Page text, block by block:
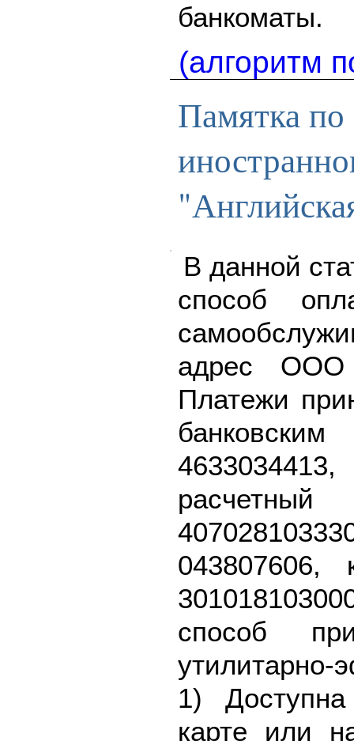
банкоматы.
(алгоритм
Памятка по
В данной
способ
адрес ООО
Платежи
043807606,
способ
1)
карте или